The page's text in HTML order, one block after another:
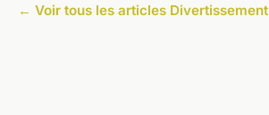
← Voir tous les articles Divertissement